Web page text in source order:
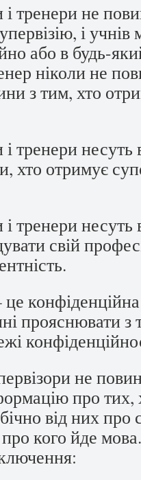
тренери не
і учнів
або в будь-
ніколи не
з тим, хто
тренери несуть
хто отримує
тренери несуть
свій
конфіденційна
прояснювати
не
про тих,
від них про
про кого йде